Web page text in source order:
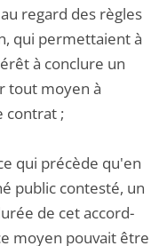
regard des règles
qui permettaient à
à conclure un
tout moyen à
contrat ;
qui précède qu'en
public contesté, un
de cet accord-
moyen pouvait être